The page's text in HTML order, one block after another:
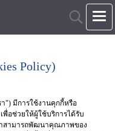
Policy)
า") มีการใช้งานคุกกี้หรือ
พื่อช่วยให้ผู้ใช้บริการได้รับ
าสามารถพัฒนาคุณภาพของ